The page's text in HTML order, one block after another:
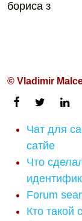
бориса з
© Vladimir
Чат для
сатйе
Что
Forum
Кто такой